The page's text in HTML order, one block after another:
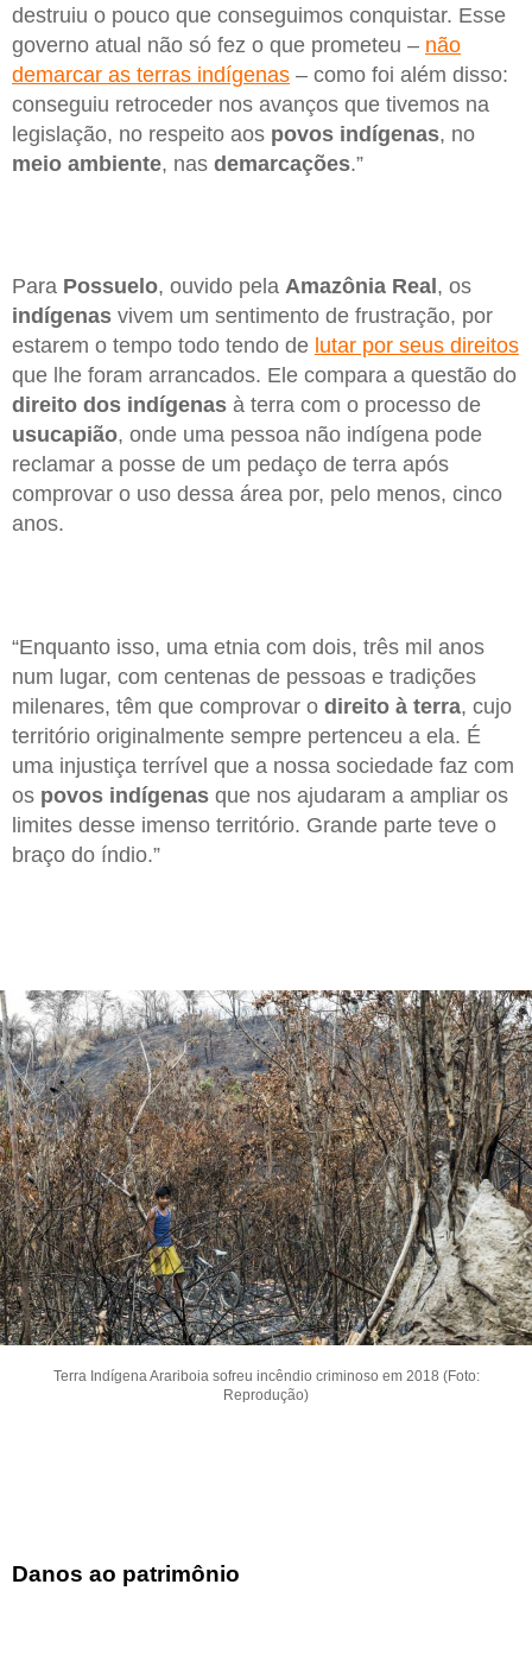
destruiu o pouco que conseguimos conquistar. Esse
governo atual não só fez o que prometeu – não
demarcar as terras indígenas – como foi além disso:
conseguiu retroceder nos avanços que tivemos na
legislação, no respeito aos povos indígenas, no
meio ambiente, nas demarcações.”
Para Possuelo, ouvido pela Amazônia Real , os
indígenas vivem um sentimento de frustração, por
estarem o tempo todo tendo de lutar por seus direitos
que lhe foram arrancados. Ele compara a questão do
direito dos indígenas à terra com o processo de
usucapião, onde uma pessoa não indígena pode
reclamar a posse de um pedaço de terra após
comprovar o uso dessa área por, pelo menos, cinco
anos.
“Enquanto isso, uma etnia com dois, três mil anos
num lugar, com centenas de pessoas e tradições
milenares, têm que comprovar o direito à terra, cujo
território originalmente sempre pertenceu a ela. É
uma injustiça terrível que a nossa sociedade faz com
os povos indígenas que nos ajudaram a ampliar os
limites desse imenso território. Grande parte teve o
braço do índio.”
Terra Indígena Arariboia sofreu incêndio criminoso em 2018 (Foto:
Reprodução)
Danos ao patrimônio